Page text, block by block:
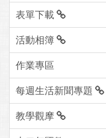
表單下載
活動相簿
作業專區
每週生活新聞專題
教學觀摩